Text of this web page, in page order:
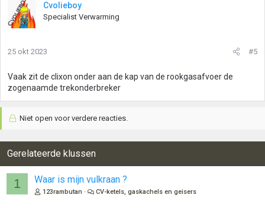
Cvolieboy
Specialist Verwarming
25 okt 2023 #5
Vaak zit de clixon onder aan de kap van de rookgasafvoer de
zogenaamde trekonderbreker
Niet open voor verdere reacties.
Gerelateerde klussen
1 Waar is mijn vulkraan ?
123rambutan CV-ketels, gaskachels en geisers